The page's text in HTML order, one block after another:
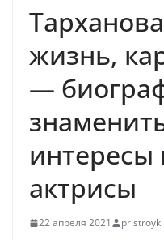
жизнь,
—
интересы
актрисы
22 апреля 2021